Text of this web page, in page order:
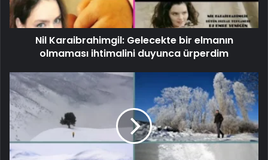
Nil Karaibrahimgil: Gelecekte bir elmanın
olmaması ihtimalini duyunca ürperdim